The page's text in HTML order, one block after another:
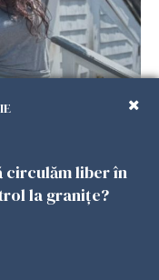
de neînlocuit
„Nu știu
circulăm liber în
la granițe?